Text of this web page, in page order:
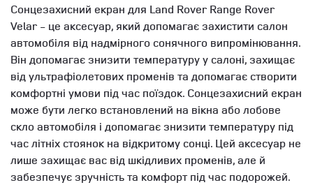
Сонцезахисний екран для Land Rover Range Rover
Velar - це аксесуар, який допомагає захистити салон
автомобіля від надмірного сонячного випромінювання.
Він допомагає знизити температуру у салоні, захищає
від ультрафіолетових променів та допомагає створити
комфортні умови під час поїздок. Сонцезахисний екран
може бути легко встановлений на вікна або лобове
скло автомобіля і допомагає знизити температуру під
час літніх стоянок на відкритому сонці. Цей аксесуар не
лише захищає вас від шкідливих променів, але й
забезпечує зручність та комфорт під час подорожей.